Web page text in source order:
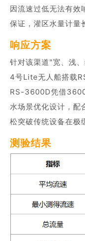
售后服务政策
三维智能
海洋测绘
精准农业
商业道德与反腐败政
投资者关系
加入华测
因流速过低无法有效
保证，灌区水量计量
响应方案
针对该渠道"宽、浅
4号Lite无人船搭载
RS-3600D凭借
水场景优化设计，配
松突破传统设备在极
测验结果